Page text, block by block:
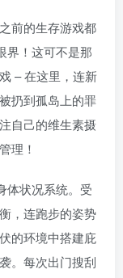
前的生存游戏都
界！这可不是那
– 在这里，连新
扔到孤岛上的罪
自己的维生素摄
理！
体状况系统。受
，连跑步的姿势
的环境中搭建庇
。每次出门搜刮